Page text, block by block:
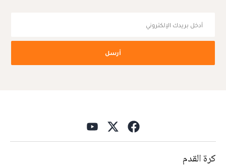
أرسل
كرة القدم